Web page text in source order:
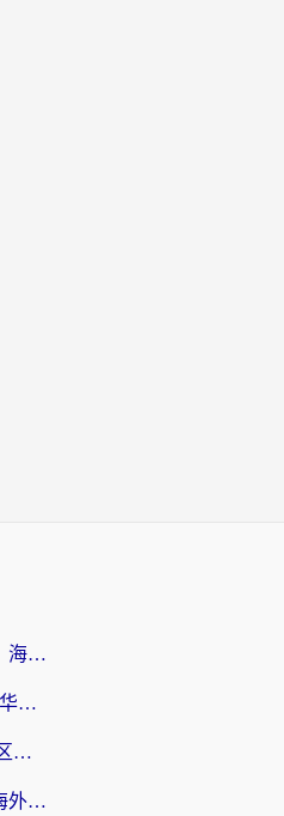
央视影音当前地区版权受限？海外党追剧看片的终极解决方案来了
交管12123国外能用吗？海外华人亲测有效的回国加速器选择指南
海外党必看：破解CCTV5地区限制，这样看欧洲杯奥运直播才够爽！
优酷缓存视频国外能看吗？海外党追剧看片的终极解决方案来了